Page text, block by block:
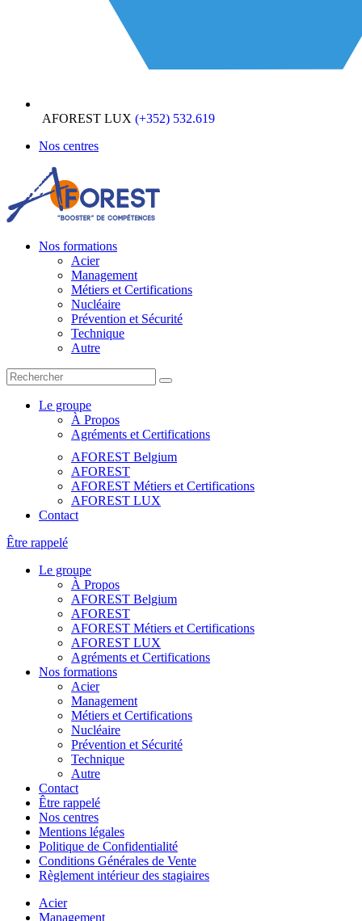
AFOREST LUX (+352) 532.619
Nos centres
Nos formations
Acier
Management
Métiers et Certifications
Nucléaire
Prévention et Sécurité
Technique
Autre
Le groupe
À Propos
Agréments et Certifications
AFOREST Belgium
AFOREST
AFOREST Métiers et Certifications
AFOREST LUX
Contact
Être rappelé
Le groupe
À Propos
AFOREST Belgium
AFOREST
AFOREST Métiers et Certifications
AFOREST LUX
Agréments et Certifications
Nos formations
Acier
Management
Métiers et Certifications
Nucléaire
Prévention et Sécurité
Technique
Autre
Contact
Être rappelé
Nos centres
Mentions légales
Politique de Confidentialité
Conditions Générales de Vente
Règlement intérieur des stagiaires
Acier
Management